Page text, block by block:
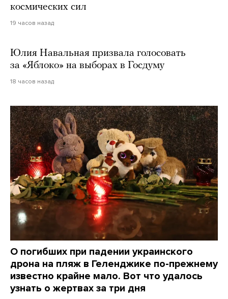
космических сил
19 часов назад
Юлия Навальная призвала голосовать
за «Яблоко» на выборах в Госдуму
18 часов назад
О погибших при падении украинского
дрона на пляж в Геленджике по-прежнему
известно крайне мало. Вот что удалось
узнать о жертвах за три дня